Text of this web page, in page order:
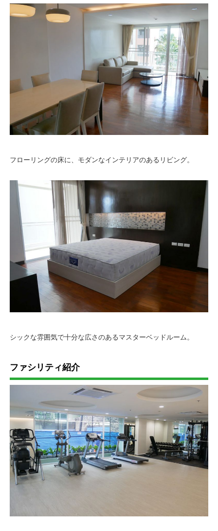
フローリングの床に、モダンなインテリアのあるリビング。
シックな雰囲気で十分な広さのあるマスターベッドルーム。
ファシリティ紹介